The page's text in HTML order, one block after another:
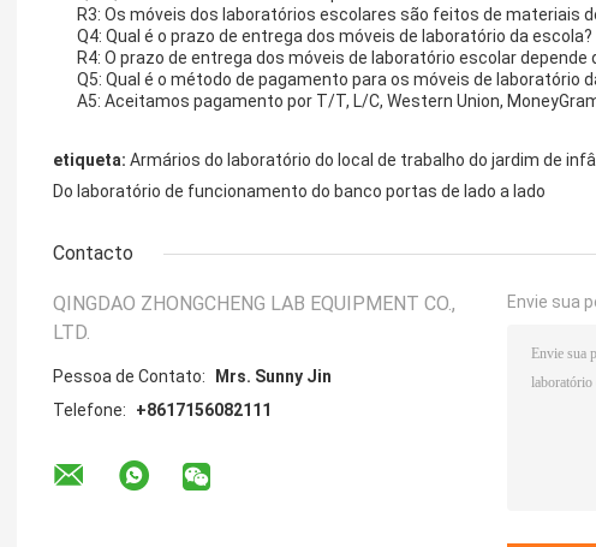
R3: Os móveis dos laboratórios escolares são feitos de materiais
Q4: Qual é o prazo de entrega dos móveis de laboratório da escola?
R4: O prazo de entrega dos móveis de laboratório escolar
Q5: Qual é o método de pagamento para os móveis de laboratório
A5: Aceitamos pagamento por T/T, L/C, Western Union,
etiqueta: Armários do laboratório do local de trabalho do jardim de
Do laboratório de funcionamento do banco portas de lado a lado
Contacto
QINGDAO ZHONGCHENG LAB EQUIPMENT CO.,
LTD.
Pessoa de Contato:
Mrs. Sunny Jin
Telefone:
+8617156082111
Envie sua